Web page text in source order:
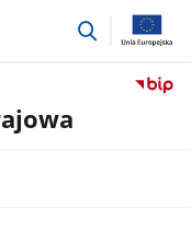
przejdź